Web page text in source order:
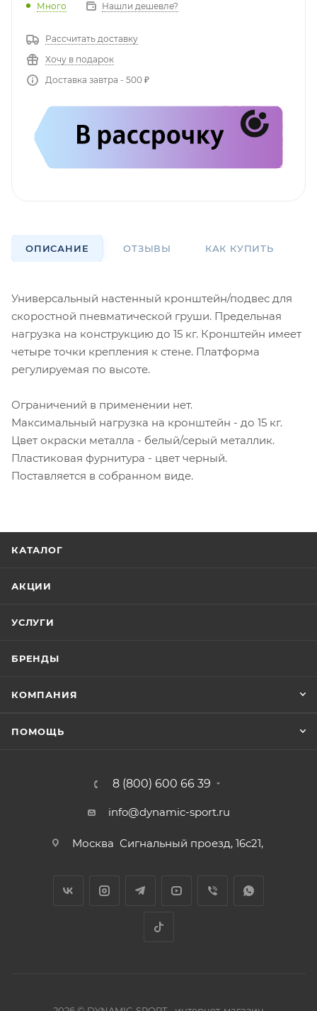
Много Нашли дешевле?
Рассчитать доставку
Хочу в подарок
Доставка завтра - 500 ₽
ОПИСАНИЕ ОТЗЫВЫ КАК КУПИТЬ
Универсальный настенный кронштейн/подвес для
скоростной пневматической груши. Предельная
нагрузка на конструкцию до 15 кг. Кронштейн имеет
четыре точки крепления к стене. Платформа
регулируемая по высоте.
Ограничений в применении нет.
Максимальный нагрузка на кронштейн - до 15 кг.
Цвет окраски металла - белый/серый металлик.
Пластиковая фурнитура - цвет черный.
Поставляется в собранном виде.
КАТАЛОГ
АКЦИИ
УСЛУГИ
БРЕНДЫ
КОМПАНИЯ
ПОМОЩЬ
8 (800) 600 66 39
info@dynamic-sport.ru
Москва Сигнальный проезд, 16с21,